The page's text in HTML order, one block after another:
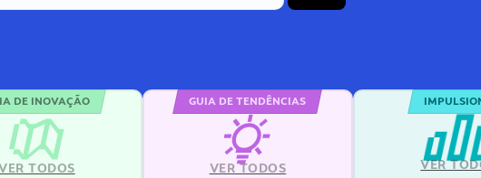
DE INOVAÇÃO
TODOS
GUIA DE TENDÊNCIAS
VER TODOS VER